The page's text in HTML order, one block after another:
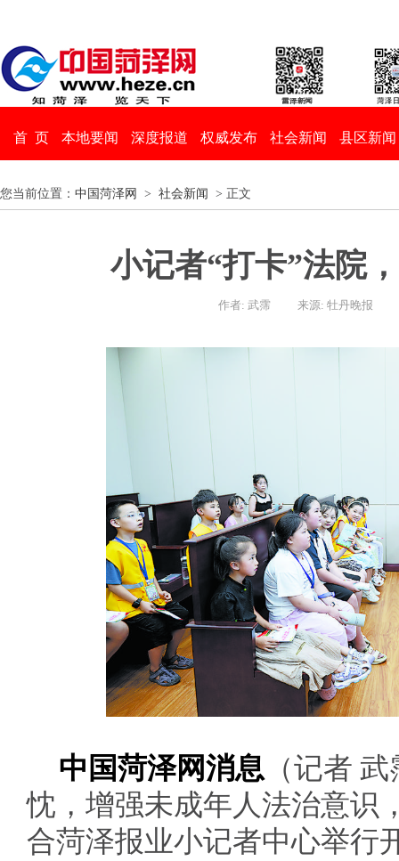
首 页 本地要闻 深度报道 权威发布 社会新闻 县区新闻
您当前位置： 中国菏泽网 > 社会新闻 > 正文
小记者“打卡”法院
作者: 武霈 来源: 牡丹晚报
中国菏泽网消息 （记者
忱，增强未成年人法治意识
合菏泽报业小记者中心举行